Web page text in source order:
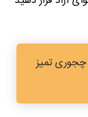
چجوری تمیز